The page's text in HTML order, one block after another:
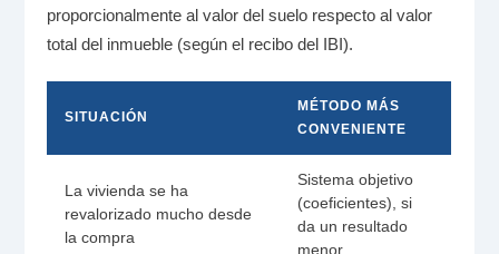
proporcionalmente al valor del suelo respecto al valor
total del inmueble (según el recibo del IBI).
SITUACIÓN
MÉTODO MÁS
CONVENIENTE
La vivienda se ha
revalorizado mucho desde
la compra
Sistema objetivo
(coeficientes), si
da un resultado
menor